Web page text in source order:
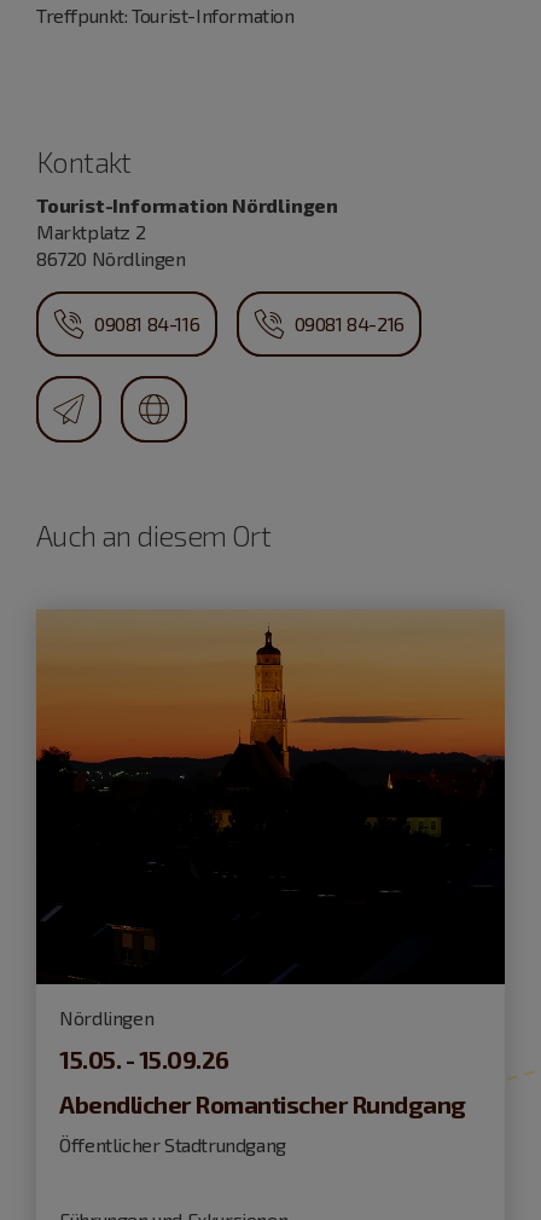
Treffpunkt: Tourist-Information
Kontakt
Tourist-Information Nördlingen
Marktplatz 2
86720 Nördlingen
09081 84-116 09081 84-216
Auch an diesem Ort
Nördlingen
15.05. - 15.09.26
Abendlicher Romantischer Rundgang
Öffentlicher Stadtrundgang